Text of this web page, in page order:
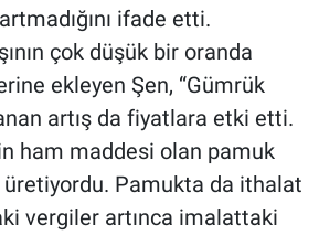
ifade etti.
çok düşük bir oranda
ekleyen Şen, “Gümrük
artış da fiyatlara etki etti.
ham maddesi olan pamuk
Pamukta da ithalat
vergiler artınca imalattaki